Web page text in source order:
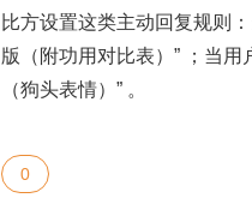
比方设置这类主动回复规则
版（附功用对比表）” ；当用
（狗头表情）” 。
0